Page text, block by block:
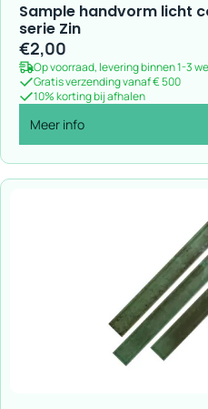
Sample handvorm licht
serie Zin
€2,00
Op voorraad, levering binnen 1-3
Gratis verzending vanaf € 500
10% korting bij afhalen
Meer info